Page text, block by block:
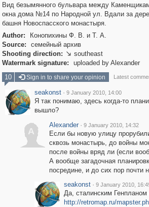
Вид безымянного бульвара между
окна дома №14 по Народной ул. Вдали за
башня Новоспасского монастыря.
Author:
Конопихины Ф. В. и Т. А.
Source:
семейный архив
Shooting direction:  southeast
Watermark signature:
uploaded by Alexander
10
Sign in to share your opinion Latest
seakonst · 9 January 2010, 14:00
Я так понимаю, здесь когда-то
вышло?
A
Alexander · 9 January 2010, 14:32
Если бы новую улицу
сквозь монастырь, до войны
после войны вряд ли (если
А вообще загадочная
посредине, и до сих пор почти
seakonst · 9 January 2010,
Да, сталинским Генпланом
http://retromap.ru/